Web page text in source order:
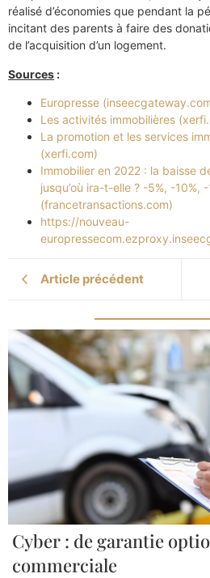
réalisé d’économies que pendant la
incitant des parents à faire des
de l’acquisition d’un logement.
Sources :
Europresse
Les activités immobilières
La promotion et les services
(xerfi.com)
Immobilier en 2022 : la baisse
jusqu’où ira-t-elle ? -5%, -10%,
(francetransactions.com)
https://nouveau-
Article précédent
Cyber : de garantie
commerciale